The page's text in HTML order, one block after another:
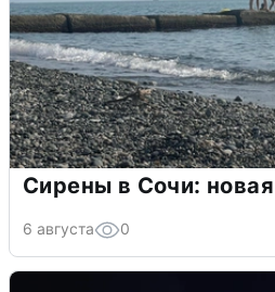
Сирены в Сочи:
6 августа 0